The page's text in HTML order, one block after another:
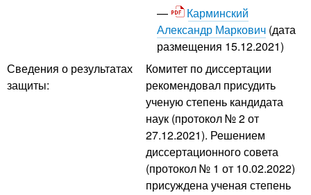
Карминский
Александр Маркович (дата
размещения 15.12.2021)
Сведения о результатах
защиты:
Комитет по диссертации
рекомендовал присудить
ученую степень кандидата
наук (протокол № 2 от
27.12.2021). Решением
диссертационного совета
(протокол № 1 от 10.02.2022)
присуждена ученая степень